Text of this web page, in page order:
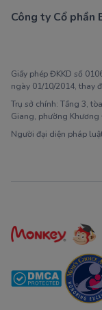
Công ty Cổ phần
Giấy phép ĐKKD số
ngày 01/10/2014, thay
Trụ sở chính: Tầng 3,
Giang, phường Khương
Người đại diện pháp